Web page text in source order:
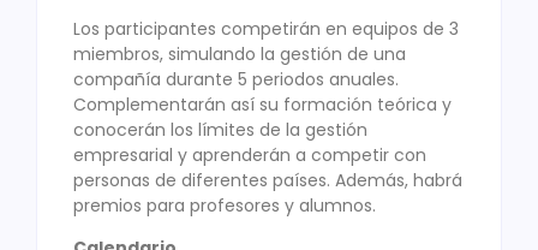
Los participantes competirán en equipos de 3
miembros, simulando la gestión de una
compañía durante 5 periodos anuales.
Complementarán así su formación teórica y
conocerán los límites de la gestión
empresarial y aprenderán a competir con
personas de diferentes países. Además, habrá
premios para profesores y alumnos.